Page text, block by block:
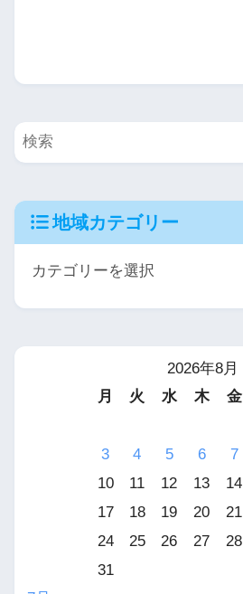
地域カテゴリー
2026年8月
月
火 水 木 金
3
4 5 6 7
10
11 12 13 14
17
18 19 20 21
24
25 26 27 28
31